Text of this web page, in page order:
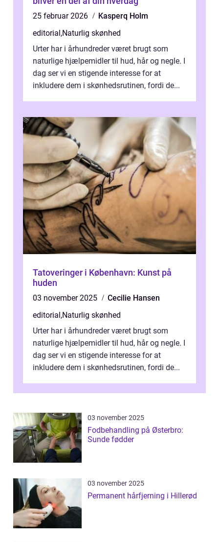
25 februar 2026
Kasperq Holm
editorial,Naturlig skønhed
Urter har i århundreder været brugt som
naturlige hjælpemidler til hud, hår og negle. I
dag ser vi en stigende interesse for at
inkludere dem i skønhedsrutinen, fordi de...
Tatoveringer i København: Kunst på
huden
03 november 2025
Cecilie Hansen
editorial,Naturlig skønhed
Urter har i århundreder været brugt som
naturlige hjælpemidler til hud, hår og negle. I
dag ser vi en stigende interesse for at
inkludere dem i skønhedsrutinen, fordi de...
03 november 2025
Fodbehandling på Østerbro:
Sunde fødder
03 november 2025
Permanent hårfjerning i Hillerød